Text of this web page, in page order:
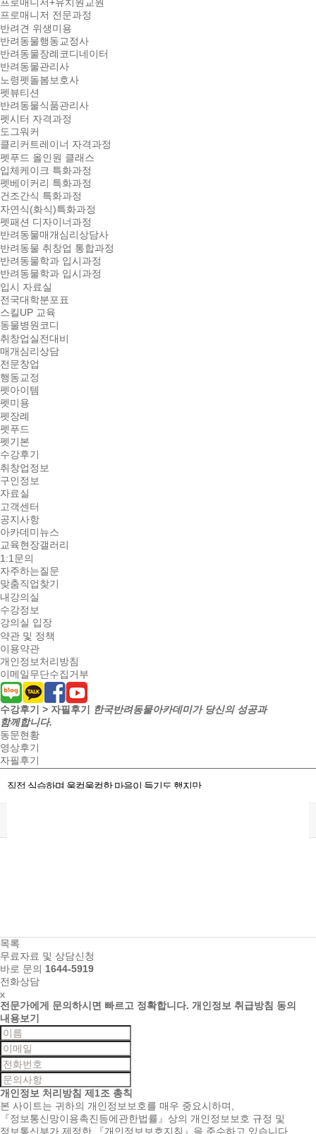
프로매니저+유치원교원
프로매니저 전문과정
반려견 위생미용
반려동물행동교정사
반려동물장례코디네이터
반려동물관리사
노령펫돌봄보호사
펫뷰티션
반려동물식품관리사
펫시터 자격과정
도그워커
클리커트레이너 자격과정
펫푸드 올인원 클래스
입체케이크 특화과정
펫베이커리 특화과정
건조간식 특화과정
자연식(화식)특화과정
펫패션 디자이너과정
반려동물매개심리상담사
반려동물 취창업 통합과정
반려동물학과 입시과정
반려동물학과 입시과정
입시 자료실
전국대학분포표
스킬UP 교육
동물병원코디
취창업실전대비
매개심리상담
전문창업
행동교정
펫아이템
펫미용
펫장례
펫푸드
펫기본
수강후기
취창업정보
구인정보
자료실
고객센터
공지사항
아카데미뉴스
교육현장갤러리
1:1문의
자주하는질문
맞춤직업찾기
내강의실
수강정보
강의실 입장
약관 및 정책
이용약관
개인정보처리방침
이메일무단수집거부
수강후기 > 자필후기
한국반려동물아카데미가 당신의 성공과
함께합니다.
동문현황
영상후기
자필후기
직접 실습하며 울컥울컥한 마음이 들기도 했지만...
목록
무료자료 및 상담신청
바로 문의 1644-5919
전화상담
x
전문가에게 문의하시면 빠르고 정확합니다. 개인정보 취급방침 동의
내용보기
개인정보 처리방침 제1조 총칙
본 사이트는 귀하의 개인정보보호를 매우 중요시하며,
『정보통신망이용촉진등에관한법률』상의 개인정보보호 규정 및
정보통신부가 제정한 『개인정보보호지침』을 준수하고 있습니다.